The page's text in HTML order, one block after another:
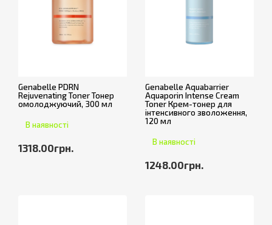
Genabelle PDRN
Rejuvenating Toner Тонер
омолоджуючий, 300 мл
В наявності
1318.00грн.
Genabelle Aquabarrier
Aquaporin Intense Cream
Toner Крем-тонер для
інтенсивного зволоження,
120 мл
В наявності
1248.00грн.